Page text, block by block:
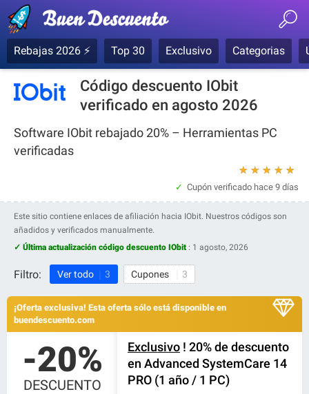
Rebajas 2026 ⚡ Top 30 Exclusivo Categorias
Código descuento IObit
verificado en agosto 2026
Software IObit rebajado 20% – Herramientas PC
verificadas
★
★
★
★
★
Cupón verificado hace 9 días
Este sitio contiene enlaces de afiliación hacia IObit. Nuestros códigos son
añadidos y verificados manualmente.
✓ Última actualización código descuento IObit : 1 agosto, 2026
Filtro: Ver todo 3 Cupones 3
¡Oferta exclusiva! Esta oferta sólo está disponible en
buendescuento.com
-20%
DESCUENTO
Exclusivo ! 20% de descuento
en Advanced SystemCare 14
PRO (1 año / 1 PC)